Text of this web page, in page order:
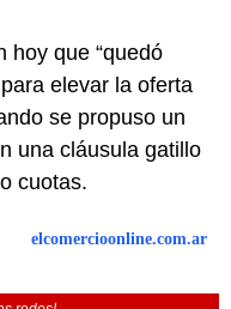
hoy que “quedó
elevar la oferta
se propuso un
una cláusula gatillo
cuotas.
elcomercioonline.com.ar